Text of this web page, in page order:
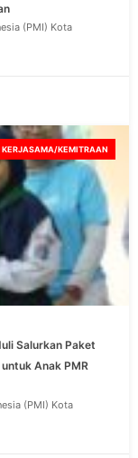
(PMI) Kota
Salurkan Paket
Anak PMR
(PMI) Kota
KERJASAMA/KEMITRAAN